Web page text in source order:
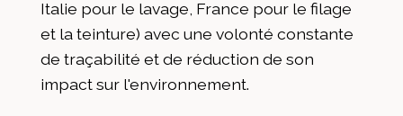
Italie pour le lavage, France pour le filage
et la teinture) avec une volonté constante
de traçabilité et de réduction de son
impact sur l'environnement.